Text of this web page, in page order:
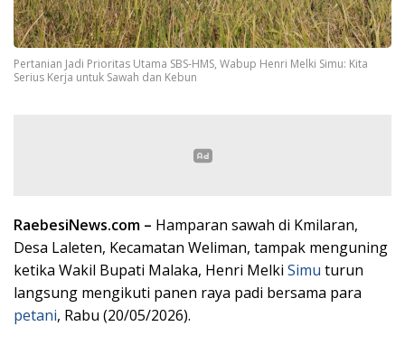
Pertanian Jadi Prioritas Utama SBS-HMS, Wabup Henri Melki Simu: Kita
Serius Kerja untuk Sawah dan Kebun
RaebesiNews.com – Hamparan sawah di Kmilaran,
Desa Laleten, Kecamatan Weliman, tampak menguning
ketika Wakil Bupati Malaka, Henri Melki Simu turun
langsung mengikuti panen raya padi bersama para
petani, Rabu (20/05/2026).